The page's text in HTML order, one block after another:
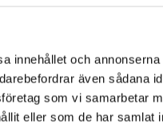
innehållet och
även sådana
som vi samarbetar
eller som de har samlat
Ø50cm KRANS |
är du? Du kan alltid
Företagskund (exkl.